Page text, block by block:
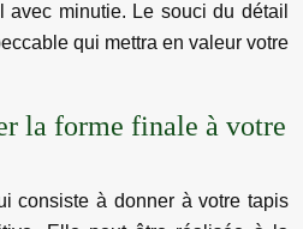
minutie. Le souci du détail
qui mettra en valeur votre
la forme finale à votre
consiste à donner à votre tapis